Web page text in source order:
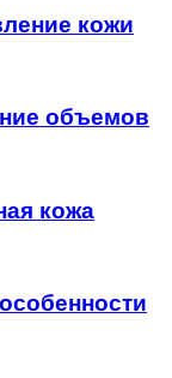
кожи
объемов
кожа